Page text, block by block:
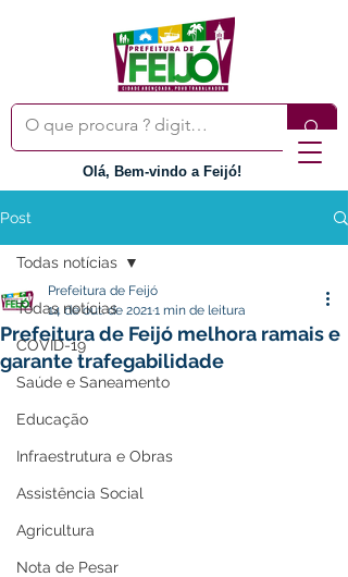
Olá, Bem-vindo a Feijó!
Post
Todas notícias
COVID-19
Saúde e Saneamento
Educação
Infraestrutura e Obras
Assistência Social
Agricultura
Nota de Pesar
Todas notícias
Prefeitura de Feijó melhora ramais e
garante trafegabilidade
Prefeitura de Feijó
14 de out. de 20211 min de leitura